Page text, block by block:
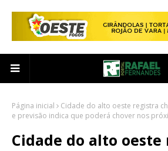
Página inicial
Cidade do alto oeste registra
e previsão indica que poderá chover nos
Cidade do alto